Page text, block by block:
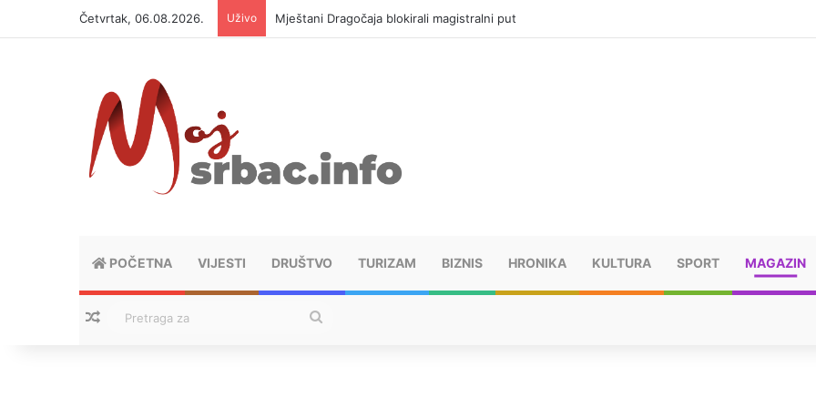
Četvrtak, 06.08.2026. Uživo Mještani Dragočaja blokirali magistralni put
POČETNA VIJESTI DRUŠTVO TURIZAM BIZNIS HRONIKA KULTURA SPORT MAGAZIN
Nasumični tekstovi